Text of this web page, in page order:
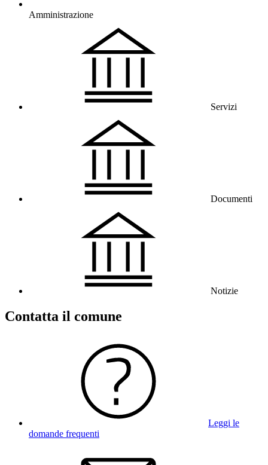
Amministrazione
Servizi
Documenti
Notizie
Contatta il comune
Leggi le
domande frequenti